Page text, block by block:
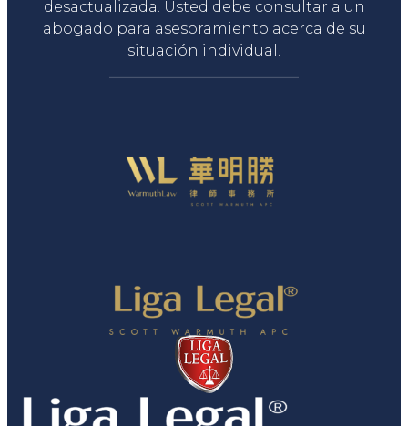
desactualizada. Usted debe consultar a un
abogado para asesoramiento acerca de su
situación individual.